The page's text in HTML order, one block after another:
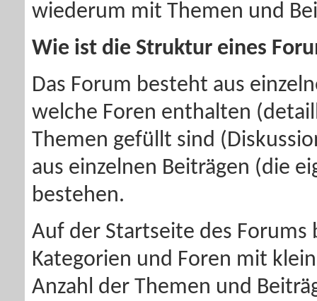
wiederum mit Themen und
Wie ist die Struktur eines
Das Forum besteht aus
welche Foren enthalten
Themen gefüllt sind
aus einzelnen Beiträgen (die
bestehen.
Auf der Startseite des
Kategorien und Foren mit
Anzahl der Themen und